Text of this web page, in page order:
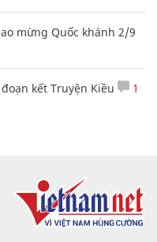
mừng Quốc khánh 2/9
kết Truyện Kiều 1